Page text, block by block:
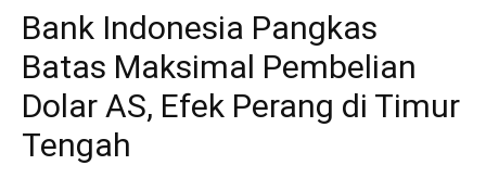
Bank Indonesia Pangkas
Batas Maksimal Pembelian
Dolar AS, Efek Perang di Timur
Tengah